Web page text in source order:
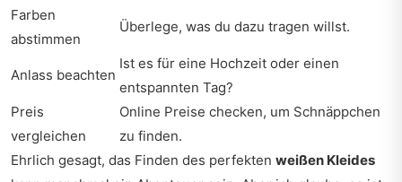
Farben
abstimmen
Überlege, was du dazu tragen willst.
Anlass beachten
Ist es für eine Hochzeit oder einen
entspannten Tag?
Preis
vergleichen
Online Preise checken, um Schnäppchen
zu finden.
Ehrlich gesagt, das Finden des perfekten weißen Kleides